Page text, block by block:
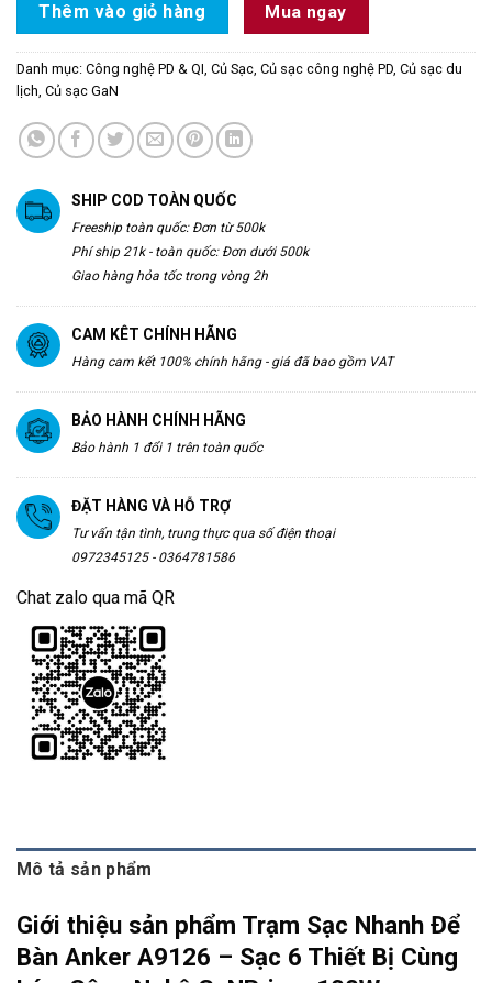
Thêm vào giỏ hàng Mua ngay
Danh mục: Công nghệ PD & QI, Củ Sạc, Củ sạc công nghệ PD, Củ sạc du
lịch, Củ sạc GaN
SHIP COD TOÀN QUỐC
Freeship toàn quốc: Đơn từ 500k
Phí ship 21k - toàn quốc: Đơn dưới 500k
Giao hàng hỏa tốc trong vòng 2h
CAM KÊT CHÍNH HÃNG
Hàng cam kết 100% chính hãng - giá đã bao gồm VAT
BẢO HÀNH CHÍNH HÃNG
Bảo hành 1 đổi 1 trên toàn quốc
ĐẶT HÀNG VÀ HỖ TRỢ
Tư vấn tận tình, trung thực qua số điện thoại
0972345125 - 0364781586
Chat zalo qua mã QR
Mô tả sản phẩm
Giới thiệu sản phẩm Trạm Sạc Nhanh Để
Bàn Anker A9126 – Sạc 6 Thiết Bị Cùng